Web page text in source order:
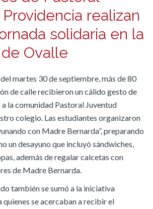
realizan
solidaria en la
Ovalle
martes 30 de septiembre, más de 80
de calle recibieron un cálido gesto de
la comunidad Pastoral Juventud
colegio. Las estudiantes organizaron
con Madre Bernarda”, preparando
un desayuno que incluyó sándwiches,
además de regalar calcetas con
de Madre Bernarda.
también se sumó a la iniciativa
quienes se acercaban a recibir el